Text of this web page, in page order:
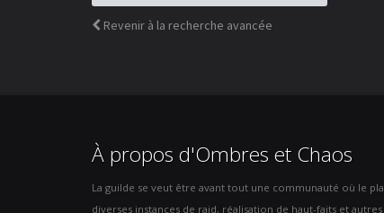
Revenir à la recherche avancée
À propos d'Ombres et Chaos
La guilde se veut être avant tout une communauté où le
diverses instances de raid, réalisation de haut-faits et